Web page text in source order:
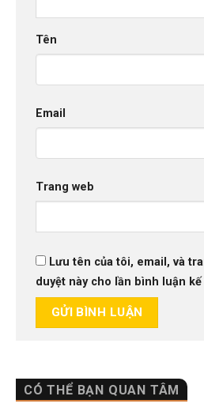
CÓ THỂ BẠN QUAN TÂM
Tên
Email
Trang web
Lưu tên của tôi, email, và
duyệt này cho lần bình luận